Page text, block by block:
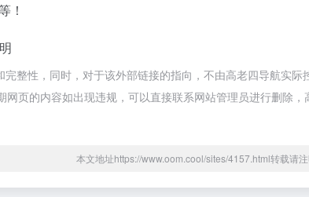
！
整性，同时，对于该外部链接的指向，不由高老四导航实际
页的内容如出现违规，可以直接联系网站管理员进行删除，
本文地址https://www.oom.cool/sites/4157.html转载请